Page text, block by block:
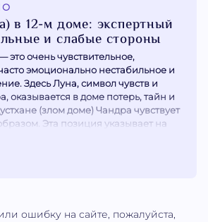
в 12-м доме: экспертный
и слабые стороны
это очень чувствительное,
эмоционально нестабильное и
Здесь Луна, символ чувств и
оказывается в доме потерь, тайн и
(злом доме) Чандра чувствует
Эта позиция указывает на
воображение и склонность к...
ошибку на сайте, пожалуйста,